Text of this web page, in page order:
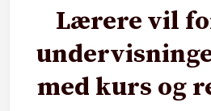
Lærere vil
med kurs og